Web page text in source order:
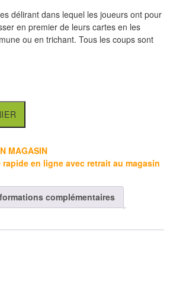
délirant dans lequel les joueurs ont pour
en premier de leurs cartes en les
ou en trichant. Tous les coups sont
MAGASIN
rapide en ligne avec retrait au magasin
complémentaires